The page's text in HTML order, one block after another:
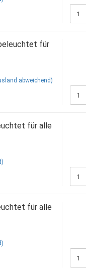
für
abweichend)
für alle
für alle